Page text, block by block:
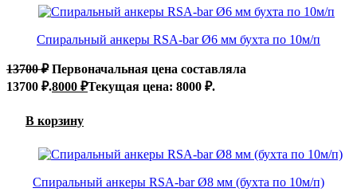
Спиральный анкеры RSA-bar Ø6 мм бухта по 10м/п
13700₽ Первоначальная цена составляла
13700 ₽.8000 ₽Текущая цена: 8000 ₽.
В корзину
Спиральный анкеры RSA-bar Ø8 мм (бухта по 10м/п)